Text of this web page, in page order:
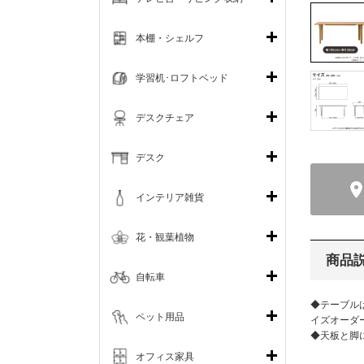
商品
◆テーブル
イズオーダ
◆天板と脚
本棚・シェルフ
学習机･ロフトベッド
デスクチェア
デスク
インテリア雑貨
花・観葉植物
自転車
ペット用品
オフィス家具